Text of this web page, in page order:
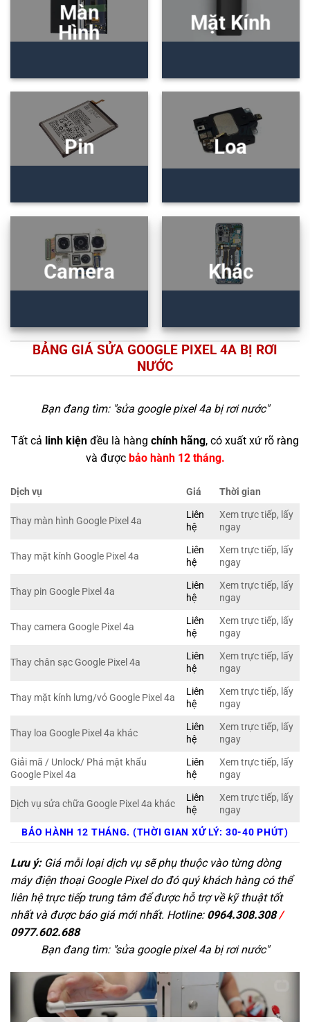
Màn
Hình
Mặt Kính
Pin Loa
Camera Khác
BẢNG GIÁ SỬA GOOGLE PIXEL 4A BỊ RƠI
NƯỚC
Bạn đang tìm: "sửa google pixel 4a bị rơi nước"
Tất cả linh kiện đều là hàng chính hãng, có xuất xứ rõ ràng
và được bảo hành 12 tháng.
Dịch vụ Giá Thời gian
Thay màn hình Google Pixel 4a
Liên
hệ
Xem trực tiếp, lấy
ngay
Thay mặt kính Google Pixel 4a
Liên
hệ
Xem trực tiếp, lấy
ngay
Thay pin Google Pixel 4a
Liên
hệ
Xem trực tiếp, lấy
ngay
Thay camera Google Pixel 4a
Liên
hệ
Xem trực tiếp, lấy
ngay
Thay chân sạc Google Pixel 4a
Liên
hệ
Xem trực tiếp, lấy
ngay
Thay mặt kính lưng/vỏ Google Pixel 4a
Liên
hệ
Xem trực tiếp, lấy
ngay
Thay loa Google Pixel 4a khác
Liên
hệ
Xem trực tiếp, lấy
ngay
Giải mã / Unlock/ Phá mật khẩu
Google Pixel 4a
Liên
hệ
Xem trực tiếp, lấy
ngay
Dịch vụ sửa chữa Google Pixel 4a khác
Liên
hệ
Xem trực tiếp, lấy
ngay
BẢO HÀNH 12 THÁNG. (THỜI GIAN XỬ LÝ: 30-40 PHÚT)
Lưu ý:Giá mỗi loại dịch vụ sẽ phụ thuộc vào từng dòng
máy điện thoại Google Pixel do đó quý khách hàng có thể
liên hệ trực tiếp trung tâm để được hỗ trợ về kỹ thuật tốt
nhất và được báo giá mới nhất. Hotline: 0964.308.308/
0977.602.688
Bạn đang tìm: "sửa google pixel 4a bị rơi nước"